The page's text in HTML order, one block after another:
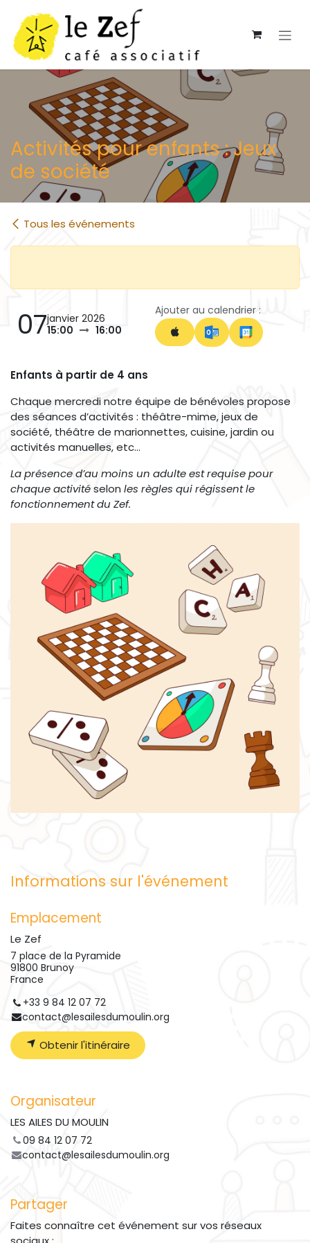
Activités pour enfants : Jeux
de société
Tous les événements
07janvier 2026
15:00
16:00
Ajouter au calendrier :
Enfants à partir de 4 ans
Chaque mercredi notre équipe de bénévoles propose
des séances d’activités : théâtre-mime, jeux de
société, théâtre de marionnettes, cuisine, jardin ou
activités manuelles, etc…
La présence d’au moins un adulte est requise pour
chaque activitéselon les règles qui régissent le
fonctionnement du Zef.
Informations sur l'événement
Emplacement
Le Zef
7 place de la Pyramide
91800 Brunoy
France
+33 9 84 12 07 72
contact@lesailesdumoulin.org
Obtenir l'itinéraire
Organisateur
LES AILES DU MOULIN
09 84 12 07 72
contact@lesailesdumoulin.org
Partager
Faites connaître cet événement sur vos réseaux